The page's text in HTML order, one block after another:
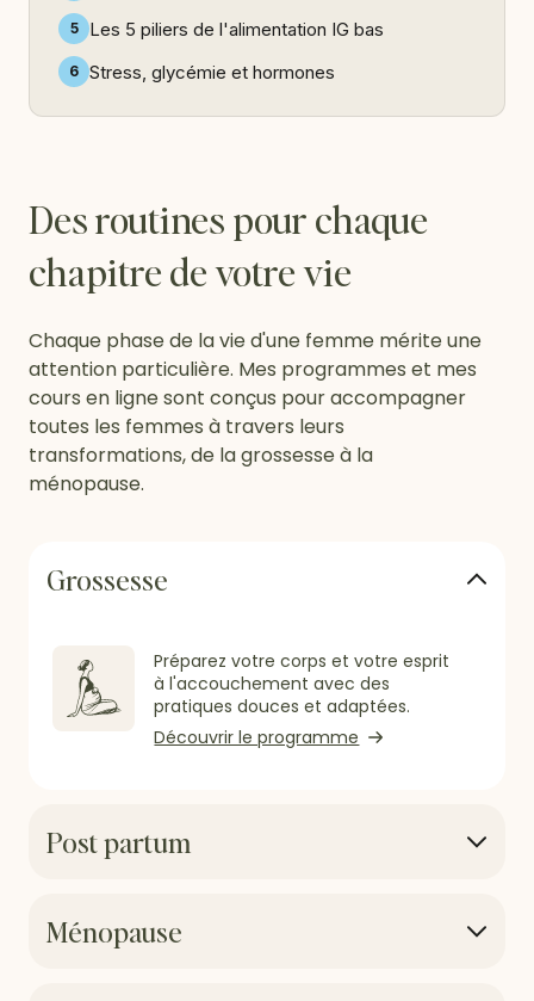
5 Les 5 piliers de l'alimentation IG bas
6 Stress, glycémie et hormones
Des routines pour chaque
chapitre de votre vie
Chaque phase de la vie d'une femme mérite une
attention particulière. Mes programmes et mes
cours en ligne sont conçus pour accompagner
toutes les femmes à travers leurs
transformations, de la grossesse à la
ménopause.
Grossesse
Préparez votre corps et votre esprit
à l'accouchement avec des
pratiques douces et adaptées.
Découvrir le programme
Post partum
Reprenez le sport en douceur et
sans impact, dès 6 semaines après
Ménopause